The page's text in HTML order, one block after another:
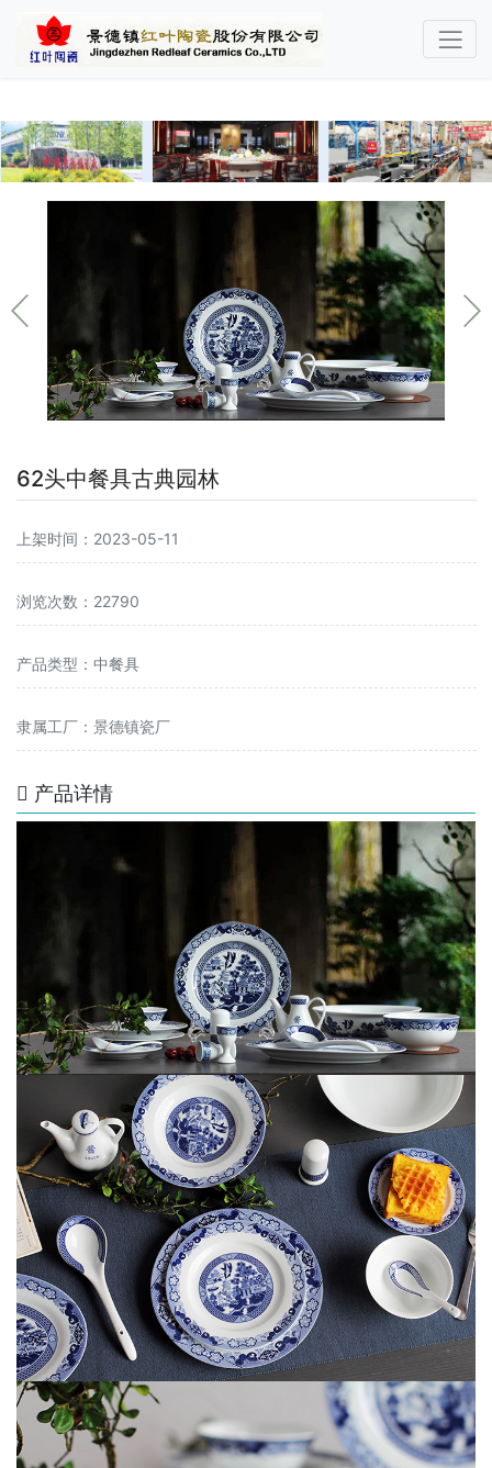
半岛体育(中国)官方网站
62头中餐具古典园林
上架时间：2023-05-11
浏览次数：22790
产品类型：中餐具
隶属工厂：景德镇瓷厂
产品详情